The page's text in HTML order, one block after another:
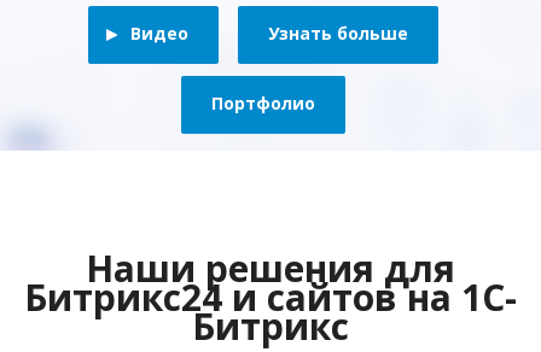
Видео Узнать больше
Портфолио
Наши решения для
Битрикс24 и сайтов на 1С-
Битрикс